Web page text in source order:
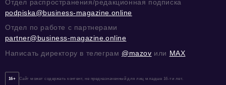
Отдел распространения/редакционная подписка
podpiska@business-magazine.online
Отдел по работе с партнерами
partner@business-magazine.online
Написать директору в телеграм @mazov или MAX
16+ Сайт может содержать контент, не предназначенный для лиц младше 16-ти лет.